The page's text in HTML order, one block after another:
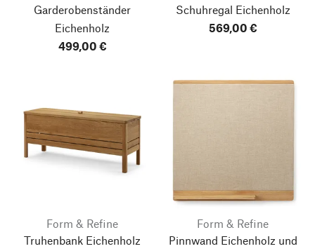
Garderobenständer
Eichenholz
499,00 €
Schuhregal Eichenholz
569,00 €
Form & Refine
Truhenbank Eichenholz
Form & Refine
Pinnwand Eichenholz und